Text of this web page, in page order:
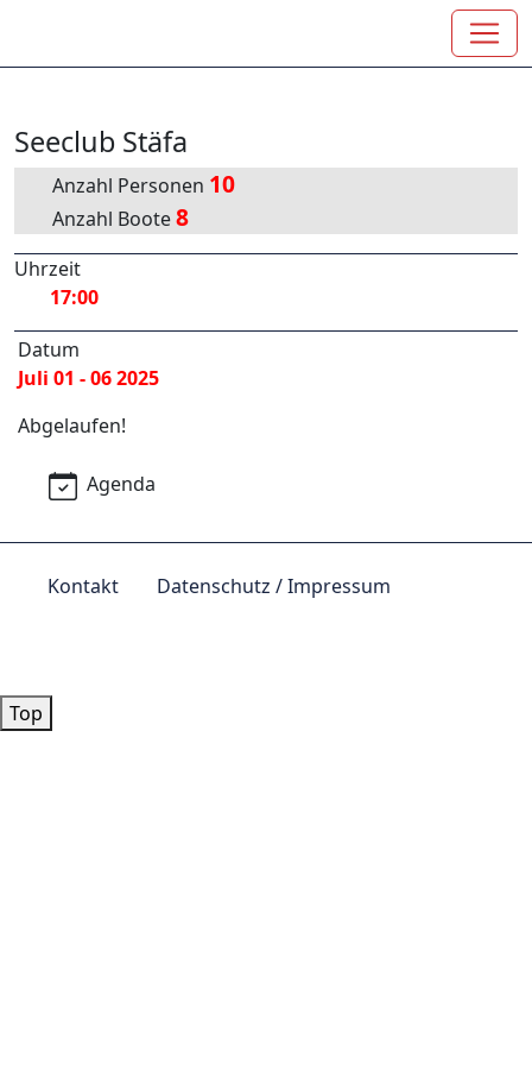
Seeclub Stäfa
Anzahl Personen 10
Anzahl Boote8
Uhrzeit
17:00
Datum
Juli 01 - 06 2025
Abgelaufen!
Agenda
Kontakt Datenschutz / Impressum
Top